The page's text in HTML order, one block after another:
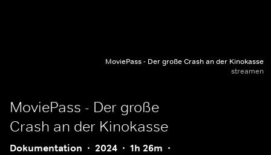
MoviePass - Der große Crash an der Kinokasse
streamen
MoviePass - Der große
Crash an der Kinokasse
Dokumentation 2024
1h 26m